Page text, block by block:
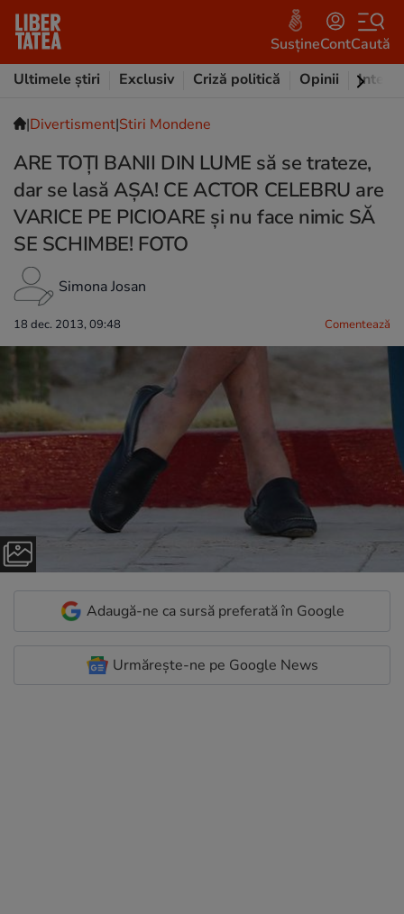
SusțineContCaută
Ultimele știri
Exclusiv Criză politică Opinii
|Divertisment|Stiri Mondene
ARE TOŢI BANII DIN LUME să se trateze,
dar se lasă AŞA! CE ACTOR CELEBRU are
VARICE PE PICIOARE şi nu face nimic SĂ
SE SCHIMBE! FOTO
Simona Josan
18 dec. 2013, 09:48 Comentează
Adaugă-ne ca sursă preferată în Google
Urmărește-ne pe Google News